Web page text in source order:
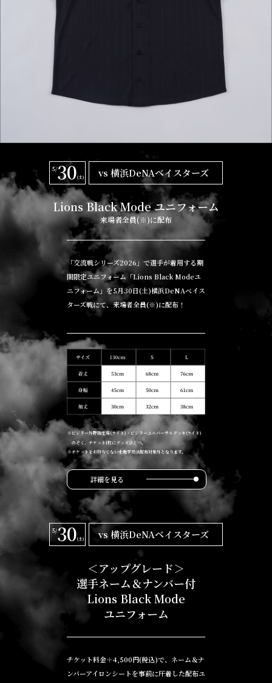
5/30(土) vs 横浜DeNAベイスターズ
Lions Black Modeユニフォーム
来場者全員(※)に配布
「交流戦シリーズ2026」で選手が着用する期
間限定ユニフォーム「Lions Black Modeユ
ニフォーム」を5月30日(土)横浜DeNAベイス
ターズ戦にて、来場者全員(※)に配布！
※ビジター外野指定席(ライト)・ビジターユニバーサルデッキ(ライト)
のぞく、チケット1枚にグッズひとつ。
※チケットをお持ちでない未就学児は配布対象外となります。
詳細を見る
5/30(土) vs 横浜DeNAベイスターズ
＜アップグレード＞
選手ネーム＆ナンバー付
Lions Black Mode
ユニフォーム
チケット料金＋4,500円(税込)で、ネーム＆ナ
ンバーアイロンシートを事前に圧着した配布ユ